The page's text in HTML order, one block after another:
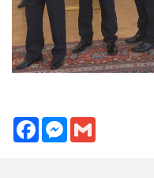
FacebookMessenger